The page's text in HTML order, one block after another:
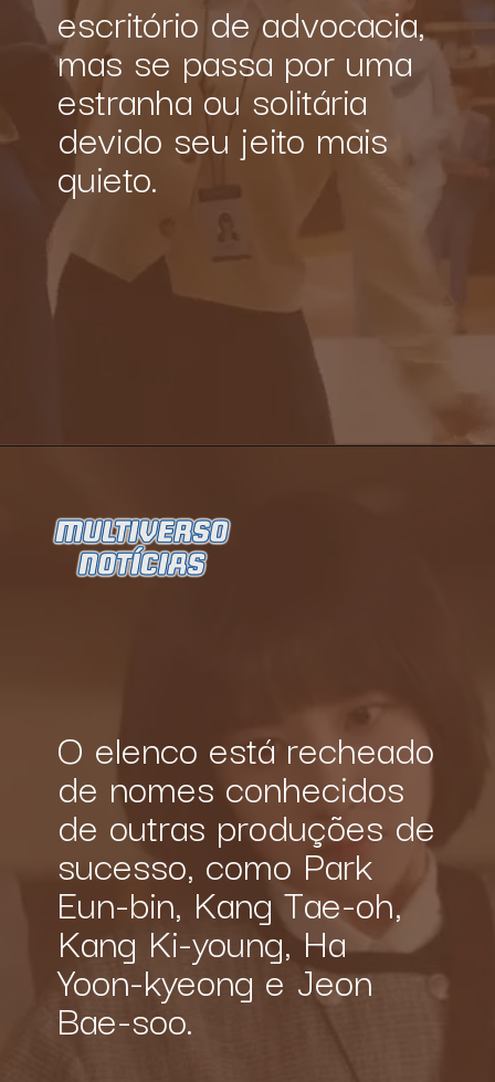
escritório de advocacia,
mas se passa por uma
estranha ou solitária
devido seu jeito mais
quieto.
O elenco está recheado
de nomes conhecidos
de outras produções de
sucesso, como Park
Eun-bin, Kang Tae-oh,
Kang Ki-young, Ha
Yoon-kyeong e Jeon
Bae-soo.